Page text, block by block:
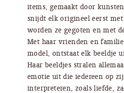
items, gemaakt door
snijdt elk origineel eerst
worden ze gegoten en met
Met haar vrienden en
model, ontstaat elk beeldje
Haar beeldjes stralen
emotie uit die iedereen op
interpreteren, zoals liefde,